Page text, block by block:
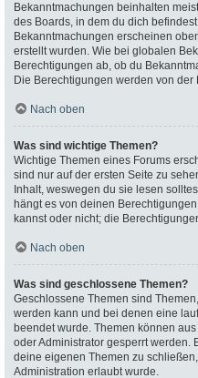
Bekanntmachungen beinhalten
des Boards, in dem du dich
Bekanntmachungen erscheinen
erstellt wurden. Wie bei globalen
Berechtigungen ab, ob du
Die Berechtigungen werden von
Nach oben
Was sind wichtige Themen?
Wichtige Themen eines Forums
sind nur auf der ersten Seite zu
Inhalt, weswegen du sie lesen
hängt es von deinen
kannst oder nicht; die
Nach oben
Was sind geschlossene Themen?
Geschlossene Themen sind
werden kann und bei denen eine
beendet wurde. Themen können
oder Administrator gesperrt werden.
deine eigenen Themen zu
Administration erlaubt wurde.